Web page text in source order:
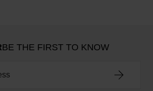
BE THE FIRST TO KNOW